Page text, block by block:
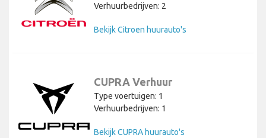
Verhuurbedrijven: 2
Bekijk Citroen huurauto's
CUPRA Verhuur
Type voertuigen: 1
Verhuurbedrijven: 1
Bekijk CUPRA huurauto's